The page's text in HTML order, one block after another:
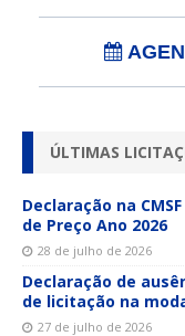
ÚLTIMAS
Declaração na
de Preço Ano 2026
28 de julho de 2026
Declaração de
de licitação na
27 de julho de 2026